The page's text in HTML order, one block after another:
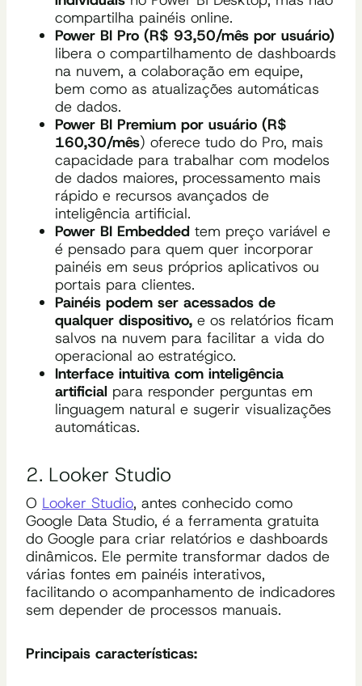
compartilha painéis online.
Power BI Pro (R$ 93,50/mês por usuário)
libera o compartilhamento de dashboards
na nuvem, a colaboração em equipe,
bem como as atualizações automáticas
de dados.
Power BI Premium por usuário (R$
160,30/mês) oferece tudo do Pro, mais
capacidade para trabalhar com modelos
de dados maiores, processamento mais
rápido e recursos avançados de
inteligência artificial.
Power BI Embedded tem preço variável e
é pensado para quem quer incorporar
painéis em seus próprios aplicativos ou
portais para clientes.
Painéis podem ser acessados de
qualquer dispositivo, e os relatórios ficam
salvos na nuvem para facilitar a vida do
operacional ao estratégico.
Interface intuitiva com inteligência
artificial para responder perguntas em
linguagem natural e sugerir visualizações
automáticas.
2. Looker Studio
O Looker Studio, antes conhecido como
Google Data Studio, é a ferramenta gratuita
do Google para criar relatórios e dashboards
dinâmicos. Ele permite transformar dados de
várias fontes em painéis interativos,
facilitando o acompanhamento de indicadores
sem depender de processos manuais.
Principais características: